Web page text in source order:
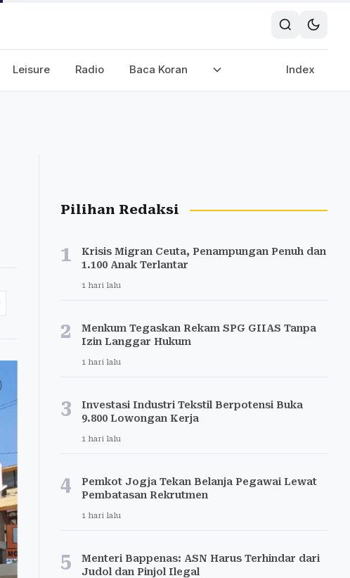
Leisure Radio Baca Koran Index
Pilihan Redaksi
1
Krisis Migran Ceuta, Penampungan Penuh dan
1.100 Anak Terlantar
1 hari lalu
2
Menkum Tegaskan Rekam SPG GIIAS Tanpa
Izin Langgar Hukum
1 hari lalu
3
Investasi Industri Tekstil Berpotensi Buka
9.800 Lowongan Kerja
1 hari lalu
4
Pemkot Jogja Tekan Belanja Pegawai Lewat
Pembatasan Rekrutmen
1 hari lalu
5
Menteri Bappenas: ASN Harus Terhindar dari
Judol dan Pinjol Ilegal